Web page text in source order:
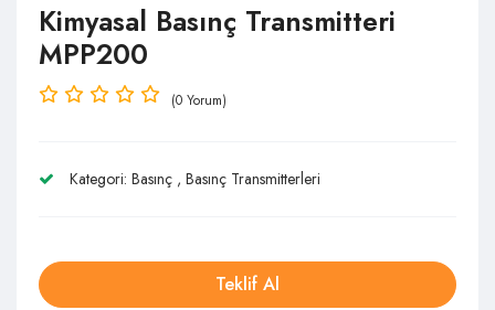
Kimyasal Basınç Transmitteri
MPP200
(0 Yorum)
Kategori: Basınç , Basınç Transmitterleri
Teklif Al